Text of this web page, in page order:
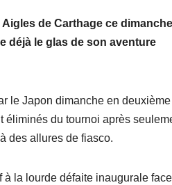
de Carthage ce
déjà le glas de son aventure
le Japon dimanche en deuxième
éliminés du tournoi après
des allures de fiasco.
la lourde défaite inaugurale